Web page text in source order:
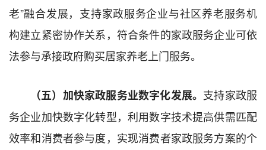
老”融合发展，支持家政服务企业与社区养老服务机
构建立紧密协作关系，符合条件的家政服务企业可依
法参与承接政府购买居家养老上门服务。
（五）加快家政服务业数字化发展。 支持家政服
务企业加快数字化转型，利用数字技术提高供需匹配
效率和消费者参与度，实现消费者家政服务方案的个